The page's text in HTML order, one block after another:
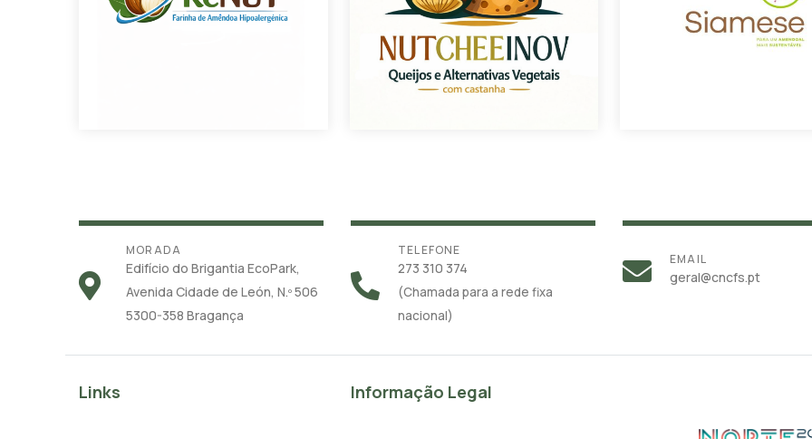
MORADA
Edifício do Brigantia EcoPark,
Avenida Cidade de León, N.º 506
5300-358 Bragança
TELEFONE
273 310 374
(Chamada para a rede fixa
nacional)
EMAIL
geral@cncfs.pt
Links Informação Legal